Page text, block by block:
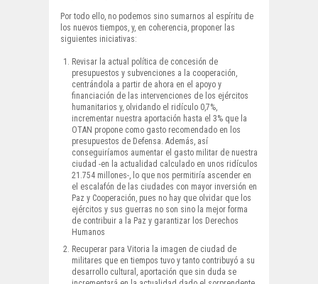
Por todo ello, no podemos sino sumarnos al espíritu de
los nuevos tiempos, y, en coherencia, proponer las
siguientes iniciativas:
Revisar la actual política de concesión de
presupuestos y subvenciones a la cooperación,
centrándola a partir de ahora en el apoyo y
financiación de las intervenciones de los ejércitos
humanitarios y, olvidando el ridículo 0,7%,
incrementar nuestra aportación hasta el 3% que la
OTAN propone como gasto recomendado en los
presupuestos de Defensa. Además, así
conseguiríamos aumentar el gasto militar de nuestra
ciudad -en la actualidad calculado en unos ridículos
21.754 millones-, lo que nos permitiría ascender en
el escalafón de las ciudades con mayor inversión en
Paz y Cooperación, pues no hay que olvidar que los
ejércitos y sus guerras no son sino la mejor forma
de contribuir a la Paz y garantizar los Derechos
Humanos
Recuperar para Vitoria la imagen de ciudad de
militares que en tiempos tuvo y tanto contribuyó a su
desarrollo cultural, aportación que sin duda se